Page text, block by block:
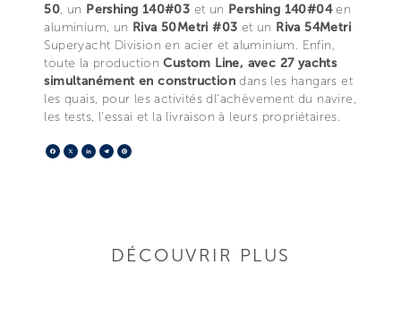
50, un Pershing 140#03 et un Pershing 140#04en
aluminium, un Riva 50Metri #03 et un Riva 54Metri
Superyacht Division en acier et aluminium. Enfin,
toute la productionCustom Line, avec 27 yachts
simultanément en constructiondans les hangars et
les quais, pour les activités dl'achèvement du navire,
les tests, l’essai et la livraison à leurs propriétaires.
Facebook
X LinkedIn
Telegram
DÉCOUVRIR PLUS